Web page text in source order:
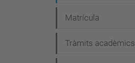
Matrícula
Tràmits acadèmics